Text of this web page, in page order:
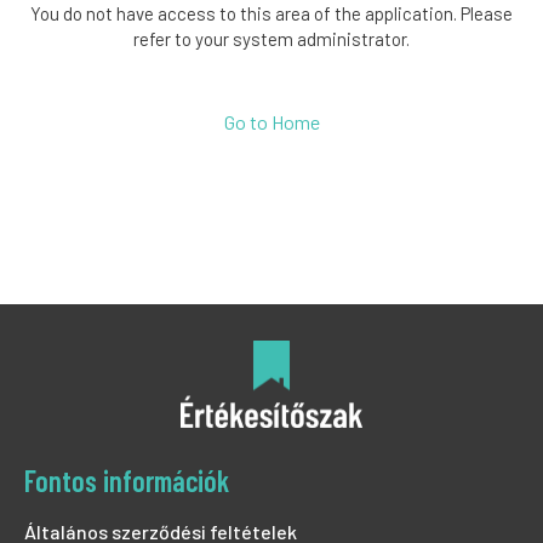
You do not have access to this area of the application. Please
refer to your system administrator.
Go to Home
Fontos információk
Általános szerződési feltételek